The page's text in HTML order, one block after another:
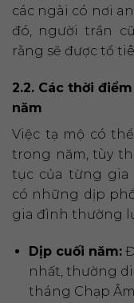
các ngài có nơi
đó, người trần
rằng sẽ được tổ
2.2. Các thời
năm
Việc tạ mộ có
trong năm, tùy
tục của từng gia
có những dịp
gia đình thường
Dịp cuối năm:
nhất, thường
tháng Chạp